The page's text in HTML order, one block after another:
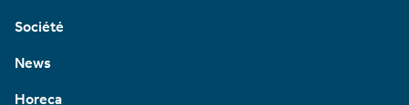
Société
News
Horeca